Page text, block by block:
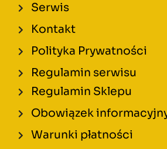
Serwis
Kontakt
Polityka Prywatności
Regulamin serwisu
Regulamin Sklepu
Obowiązek
Warunki płatności